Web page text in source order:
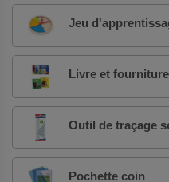
Jeu
Livre et
Outil de traçage
Pochette coin